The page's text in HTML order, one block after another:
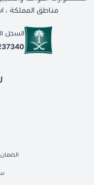
مناطق المملكة ،
السجل